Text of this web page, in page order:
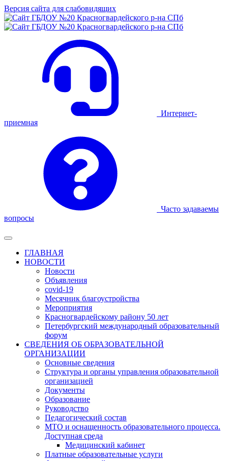
Версия сайта для слабовидящих
Интернет-
приемная
Часто задаваемы
вопросы
ГЛАВНАЯ
НОВОСТИ
Новости
Объявления
covid-19
Месячник благоустройства
Мероприятия
Красногвардейскому району 50 лет
Петербургский международный образовательный
форум
СВЕДЕНИЯ ОБ ОБРАЗОВАТЕЛЬНОЙ
ОРГАНИЗАЦИИ
Основные сведения
Структура и органы управления образовательной
организацией
Документы
Образование
Руководство
Педагогический состав
МТО и оснащенность образовательного процесса.
Доступная среда
Медицинский кабинет
Платные образовательные услуги